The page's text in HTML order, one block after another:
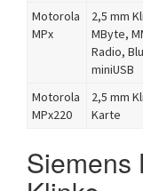
Motorola
MPx
2,5 mm
MByte,
Radio,
miniUSB
Motorola
MPx220
2,5 mm
Karte
Siemens